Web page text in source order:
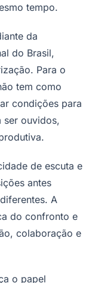
tempo.
da
do Brasil,
Para o
tem como
condições para
ser ouvidos,
de escuta e
antes
A
do confronto e
colaboração e
o papel